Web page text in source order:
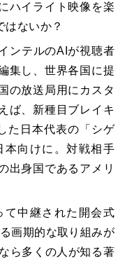
ハイライト映像を楽
はないか？
ンテルのAIが視聴者
集し、世界各国に提
の放送局用にカスタ
ば、新種目ブレイキ
た日本代表の「シゲ
本向けに。対戦相手
出身国であるアメリ
て中継された開会式
画期的な取り組みが
ら多くの人が知る著